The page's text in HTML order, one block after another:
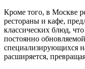
Кроме того, в Москве
рестораны и кафе,
классических блюд,
постоянно
специализирующихся
расширяется,